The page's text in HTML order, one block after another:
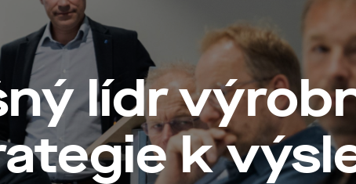
lídr
k